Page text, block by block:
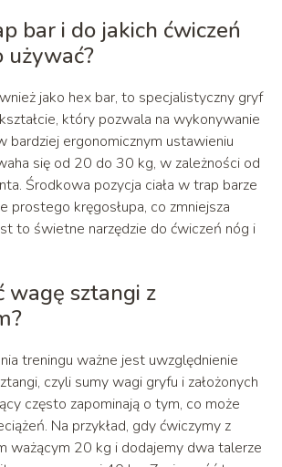
bar i do jakich ćwiczeń
używać?
jako hex bar, to specjalistyczny gryf
który pozwala na wykonywanie
bardziej ergonomicznym ustawieniu
się od 20 do 30 kg, w zależności od
Środkowa pozycja ciała w trap barze
prostego kręgosłupa, co zmniejsza
to świetne narzędzie do ćwiczeń nóg i
wagę sztangi z
treningu ważne jest uwzględnienie
czyli sumy wagi gryfu i założonych
często zapominają o tym, co może
Na przykład, gdy ćwiczymy z
ważącym 20 kg i dodajemy dwa talerze